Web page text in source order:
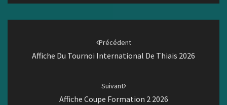
Précédent
Affiche Du Tournoi International De Thiais 2026
Suivant
Affiche Coupe Formation 2 2026